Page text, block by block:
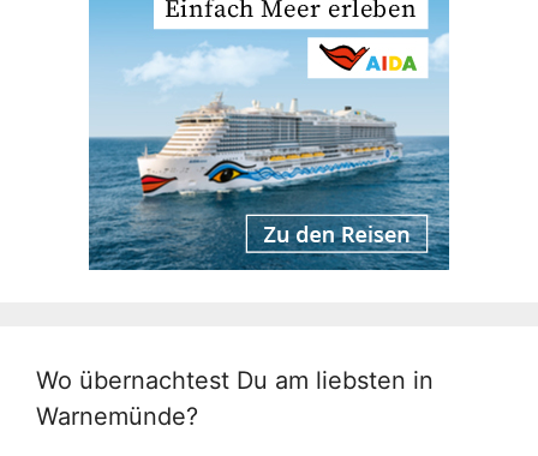
Wo übernachtest Du am liebsten in
Warnemünde?